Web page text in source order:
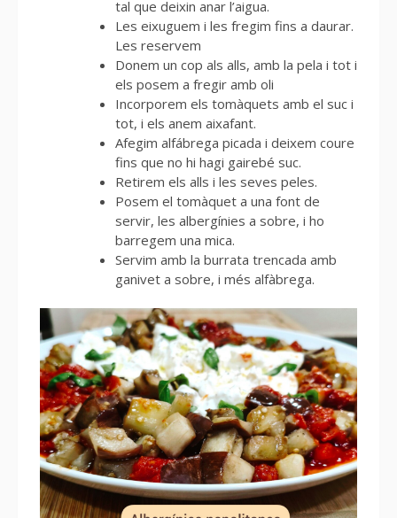
tal que deixin anar l’aigua.
Les eixuguem i les fregim fins a daurar.
Les reservem
Donem un cop als alls, amb la pela i tot i
els posem a fregir amb oli
Incorporem els tomàquets amb el suc i
tot, i els anem aixafant.
Afegim alfábrega picada i deixem coure
fins que no hi hagi gairebé suc.
Retirem els alls i les seves peles.
Posem el tomàquet a una font de
servir, les albergínies a sobre, i ho
barregem una mica.
Servim amb la burrata trencada amb
ganivet a sobre, i més alfàbrega.